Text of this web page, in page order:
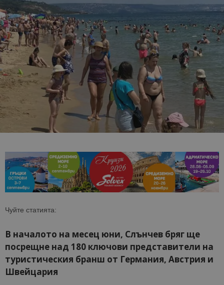
Чуйте статията:
В началото на месец юни, Слънчев бряг ще
посрещнe над 180 ключови представители на
туристическия бранш от Германия, Австрия и
Швейцария